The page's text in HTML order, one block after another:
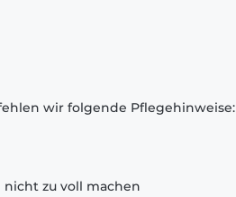
wir folgende Pflegehinweise:
nicht zu voll machen